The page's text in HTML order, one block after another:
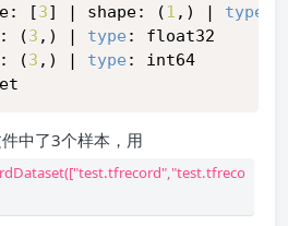
[3] | shape: (1 ,) | type
(3 ,) | type : float32
(3 ,) | type : int64
中了3个样本，用